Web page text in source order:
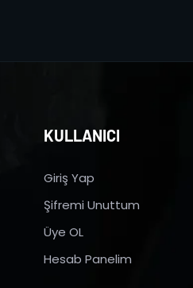
KULLANICI
Giriş Yap
Şifremi Unuttum
Üye OL
Hesab Panelim